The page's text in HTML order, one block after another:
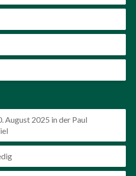
August 2025 in der Paul